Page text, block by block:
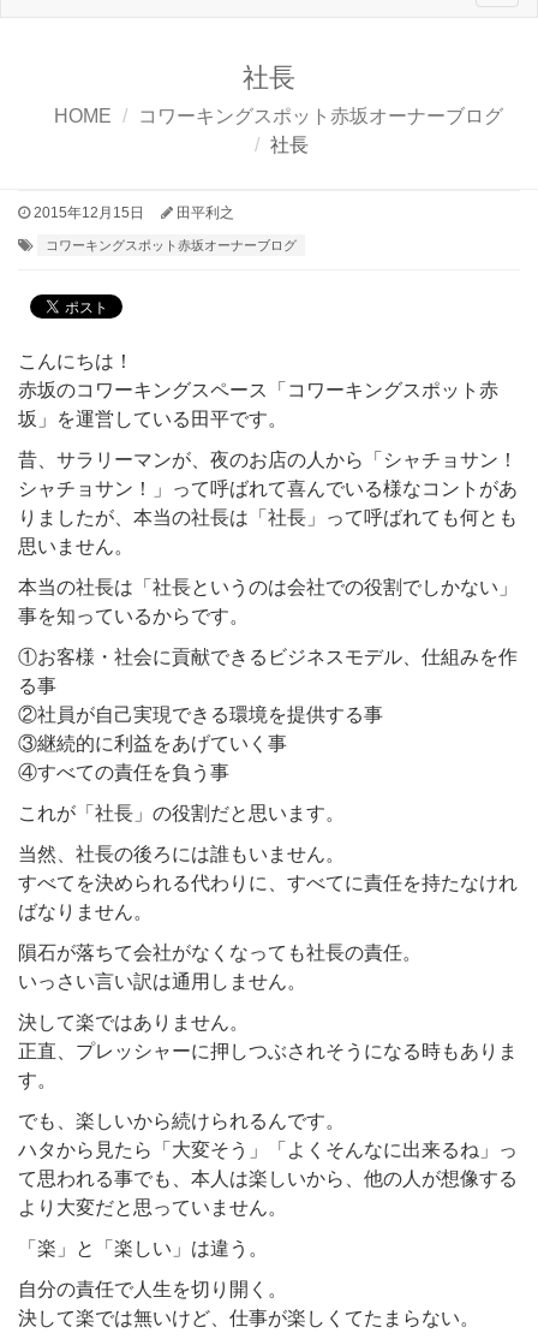
社長
HOME
コワーキングスポット赤坂オーナーブログ
社長
2015年12月15日 田平利之
コワーキングスポット赤坂オーナーブログ
こんにちは！
赤坂のコワーキングスペース「コワーキングスポット赤
坂」を運営している田平です。
昔、サラリーマンが、夜のお店の人から「シャチョサン！
シャチョサン！」って呼ばれて喜んでいる様なコントがあ
りましたが、本当の社長は「社長」って呼ばれても何とも
思いません。
本当の社長は「社長というのは会社での役割でしかない」
事を知っているからです。
①お客様・社会に貢献できるビジネスモデル、仕組みを作
る事
②社員が自己実現できる環境を提供する事
③継続的に利益をあげていく事
④すべての責任を負う事
これが「社長」の役割だと思います。
当然、社長の後ろには誰もいません。
すべてを決められる代わりに、すべてに責任を持たなけれ
ばなりません。
隕石が落ちて会社がなくなっても社長の責任。
いっさい言い訳は通用しません。
決して楽ではありません。
正直、プレッシャーに押しつぶされそうになる時もありま
す。
でも、楽しいから続けられるんです。
ハタから見たら「大変そう」「よくそんなに出来るね」っ
て思われる事でも、本人は楽しいから、他の人が想像する
より大変だと思っていません。
「楽」と「楽しい」は違う。
自分の責任で人生を切り開く。
決して楽では無いけど、仕事が楽しくてたまらない。